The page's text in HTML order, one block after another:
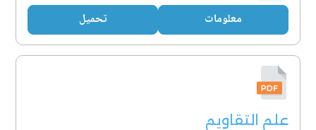
معلومات تحميل
علم التقاويم